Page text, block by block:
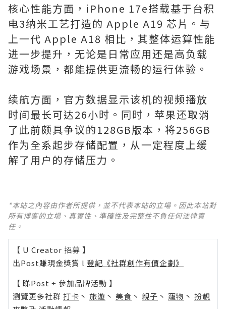
核心性能方面，iPhone 17e搭载基于台积
电3纳米工艺打造的 Apple A19 芯片。与
上一代 Apple A18 相比，其整体运算性能
进一步提升，无论是日常应用还是高负载
游戏场景，都能提供更流畅的运行体验。
续航方面，官方数据显示该机的视频播放
时间最长可达26小时。同时，苹果还取消
了此前颇具争议的128GB版本，将256GB
作为全系起步存储配置，从一定程度上缓
解了用户的存储压力。
*本站之內容由作者所提供，並不代表本站的立場。因此本站對
所有博客的立場、真實性、準確性及完整性不負任何法律責
任。
【 U Creator 招募 】
出Post賺現金獎賞 l 登記《社群創作有價企劃》
【 睇Post + 參加品牌活動 】
瀏覽更多社群 打卡 丶 旅遊 丶 美食 丶 親子 丶 寵物 丶 扮靚